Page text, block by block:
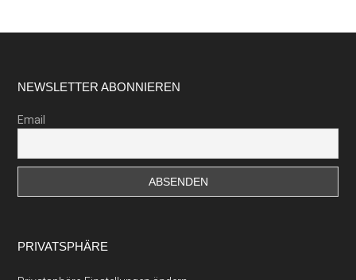
Footer
NEWSLETTER ABONNIEREN
Email
PRIVATSPHÄRE